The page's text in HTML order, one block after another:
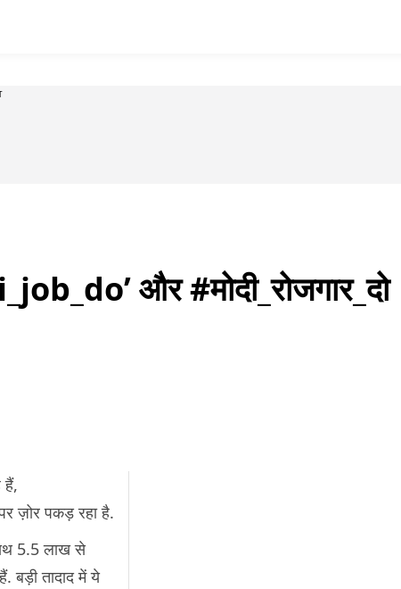
और #मोदी_रोजगार_दो
हैं,
पर ज़ोर पकड़ रहा है.
5.5 लाख से
बड़ी तादाद में ये